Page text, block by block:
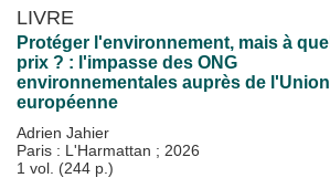
LIVRE
Protéger l'environnement, mais à quel
prix ? : l'impasse des ONG
environnementales auprès de l'Union
européenne
Adrien Jahier
Paris : L'Harmattan ; 2026
1 vol. (244 p.)